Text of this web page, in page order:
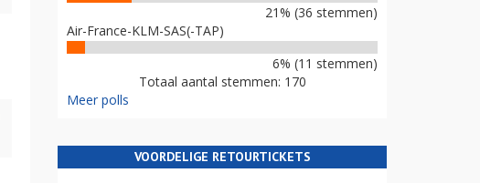
21% (36 stemmen)
Air-France-KLM-SAS(-TAP)
6% (11 stemmen)
Totaal aantal stemmen: 170
Meer polls
VOORDELIGE RETOURTICKETS